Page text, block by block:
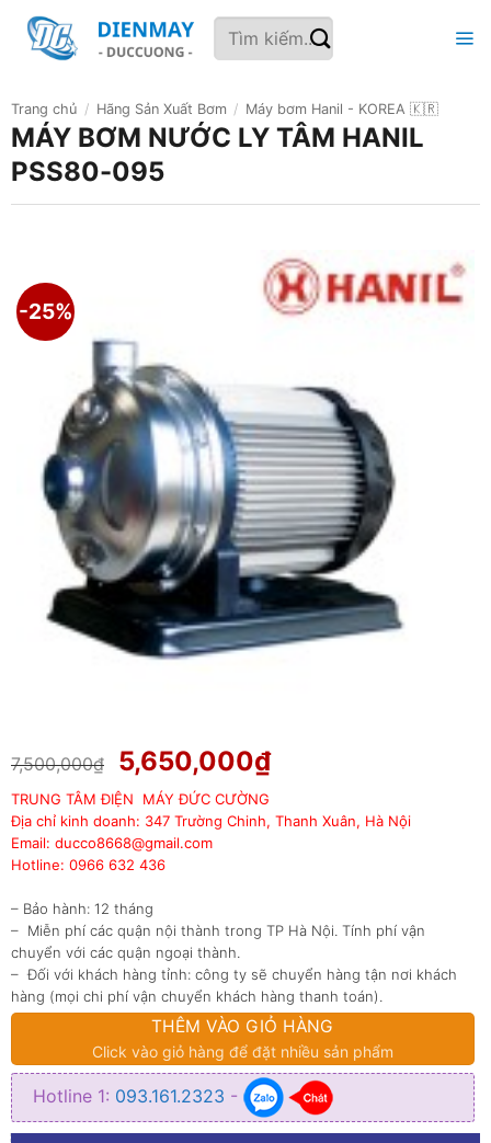
qua
Tìm
kiếm:
Trang chủ / Hãng Sản Xuất Bơm / Máy bơm Hanil - KOREA 🇰🇷
MÁY BƠM NƯỚC LY TÂM HANIL
PSS80-095
-25%
7,500,000₫
Giá
gốc
là:
7,500,000₫.
5,650,000₫Giá
tại
TRUNG TÂM ĐIỆN MÁY ĐỨC CƯỜNG
Địa chỉ kinh doanh: 347 Trường Chinh, Thanh Xuân, Hà Nội
Email: ducco8668@gmail.com
Hotline: 0966 632 436
– Bảo hành: 12 tháng
– Miễn phí các quận nội thành trong TP Hà Nội. Tính phí vận
chuyển với các quận ngoại thành.
– Đối với khách hàng tỉnh: công ty sẽ chuyển hàng tận nơi khách
hàng (mọi chi phí vận chuyển khách hàng thanh toán).
THÊM VÀO GIỎ HÀNG
Click vào giỏ hàng để đặt nhiều sản phẩm
Hotline 1: 093.161.2323 -